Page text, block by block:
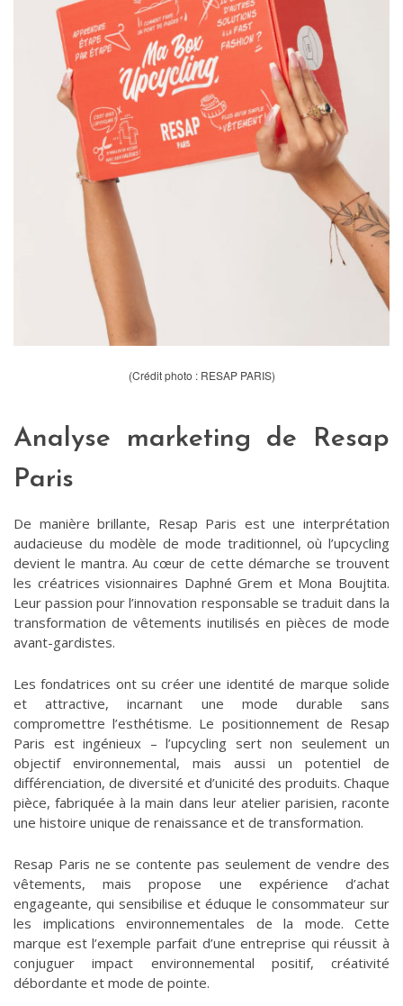
(Crédit photo : RESAP PARIS)
Analyse marketing de Resap
Paris
De manière brillante, Resap Paris est une interprétation
audacieuse du modèle de mode traditionnel, où l’upcycling
devient le mantra. Au cœur de cette démarche se trouvent
les créatrices visionnaires Daphné Grem et Mona Boujtita.
Leur passion pour l’innovation responsable se traduit dans la
transformation de vêtements inutilisés en pièces de mode
avant-gardistes.
Les fondatrices ont su créer une identité de marque solide
et attractive, incarnant une mode durable sans
compromettre l’esthétisme. Le positionnement de Resap
Paris est ingénieux – l’upcycling sert non seulement un
objectif environnemental, mais aussi un potentiel de
différenciation, de diversité et d’unicité des produits. Chaque
pièce, fabriquée à la main dans leur atelier parisien, raconte
une histoire unique de renaissance et de transformation.
Resap Paris ne se contente pas seulement de vendre des
vêtements, mais propose une expérience d’achat
engageante, qui sensibilise et éduque le consommateur sur
les implications environnementales de la mode. Cette
marque est l’exemple parfait d’une entreprise qui réussit à
conjuguer impact environnemental positif, créativité
débordante et mode de pointe.